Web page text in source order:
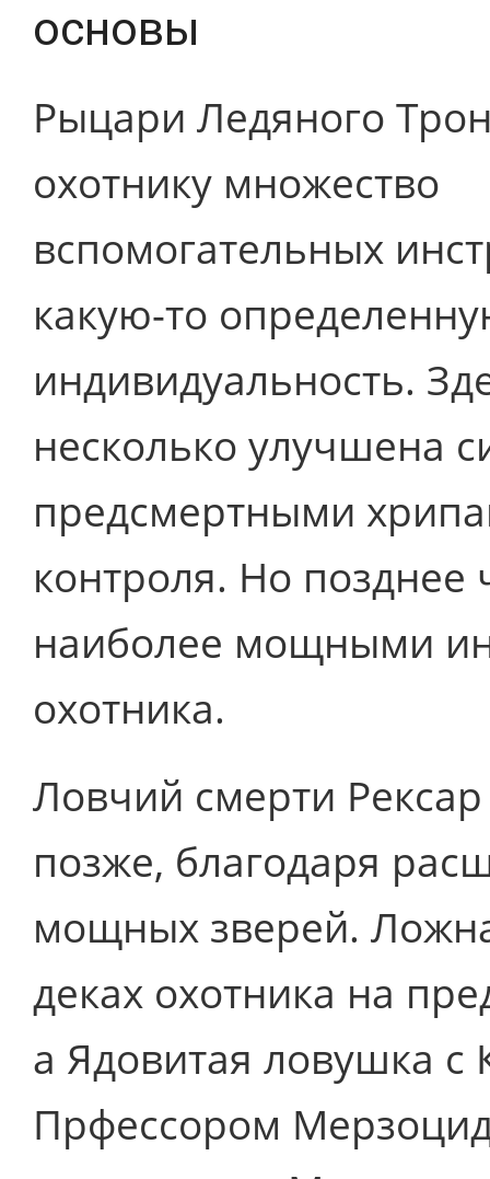
основы
Рыцари Ледяного
охотнику множество
вспомогательных
какую-то
индивидуальность.
несколько улучшена
предсмертными
контроля. Но позднее
наиболее мощными
охотника.
Ловчий смерти
позже, благодаря
мощных зверей.
деках охотника на
а Ядовитая ловушка с
Прфессором